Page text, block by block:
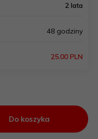
2 lata
48 godziny
25.00 PLN
Do koszyka